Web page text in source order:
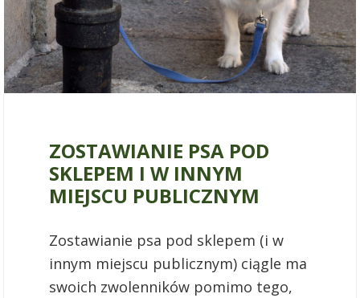
ZOSTAWIANIE PSA POD
SKLEPEM I W INNYM
MIEJSCU PUBLICZNYM
Zostawianie psa pod sklepem (i w
innym miejscu publicznym) ciągle ma
swoich zwolenników pomimo tego,